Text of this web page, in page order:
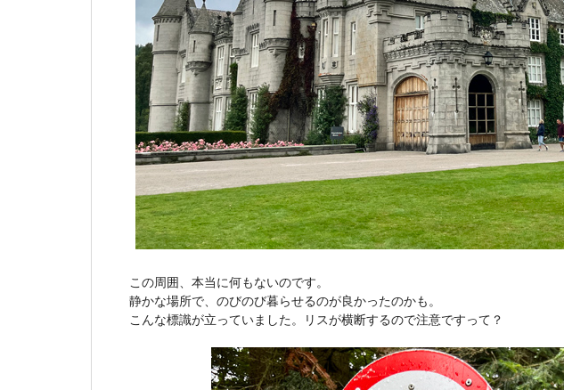
この周囲、本当に何もないのです。
静かな場所で、のびのび暮らせるのが良かったのかも。
こんな標識が立っていました。リスが横断するので注意ですって？